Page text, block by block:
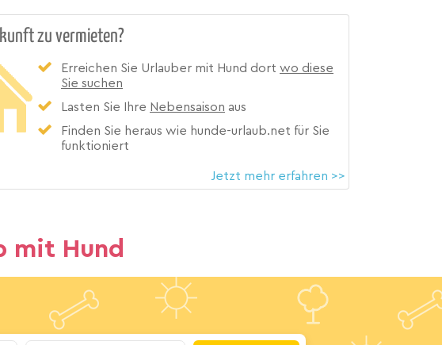
zu vermieten?
Erreichen Sie Urlauber mit Hund dort wo diese
Sie suchen
Lasten Sie Ihre Nebensaison aus
Finden Sie heraus wie hunde-urlaub.net für Sie
funktioniert
Jetzt mehr erfahren >>
mit Hund